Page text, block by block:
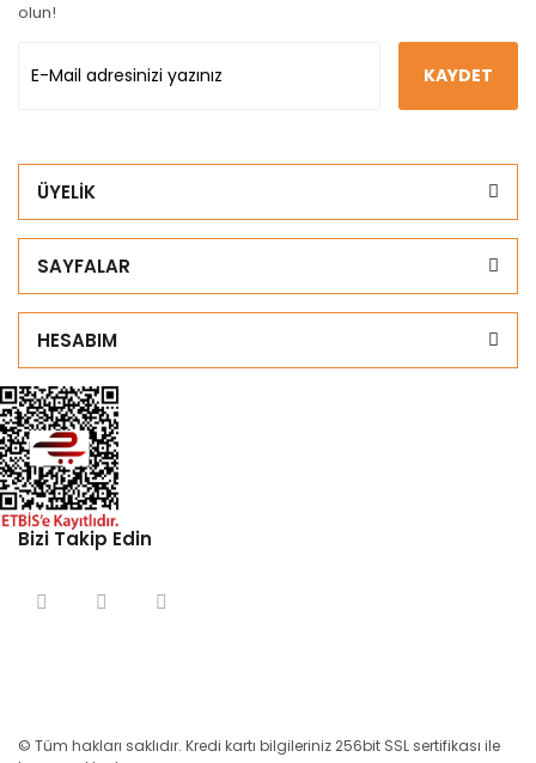
olun!
KAYDET
ÜYELİK
SAYFALAR
HESABIM
Bizi Takip Edin
© Tüm hakları saklıdır. Kredi kartı bilgileriniz 256bit SSL sertifikası ile